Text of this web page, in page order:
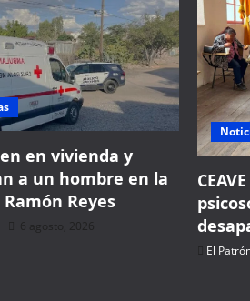
en vivienda y
a un hombre en la
Reyes
6 agosto, 2026
El
* Offer valid for first-time bookings
cards. Limited